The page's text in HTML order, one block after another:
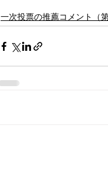
一次投票の推薦コメント（第